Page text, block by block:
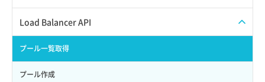
サブユーザーにロールを紐づけ
サブユーザー一覧取得
イメージ一覧取得
イメージ保存使用量取得
イメージ保存容量取得
SSHキーペア一覧取得
SSHキーペア作成
SSHキーペア削除
QoSポリシー一覧取得
QoSポリシー詳細取得
サブネット一覧取得
Load Balancer API
プール一覧取得
プール作成